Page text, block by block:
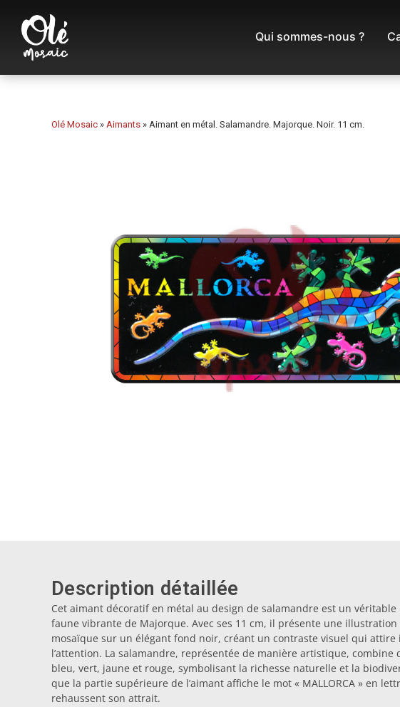
Qui sommes-nous ?
Olé Mosaic » Aimants » Aimant en métal. Salamandre. Majorque. Noir. 11 cm.
Description détaillée
Cet aimant décoratif en métal au design de salamandre est un véritable
faune vibrante de Majorque. Avec ses 11 cm, il présente une illustration
mosaïque sur un élégant fond noir, créant un contraste visuel qui
l’attention. La salamandre, représentée de manière artistique, combine
bleu, vert, jaune et rouge, symbolisant la richesse naturelle et la
que la partie supérieure de l’aimant affiche le mot « MALLORCA » en
rehaussent son attrait.